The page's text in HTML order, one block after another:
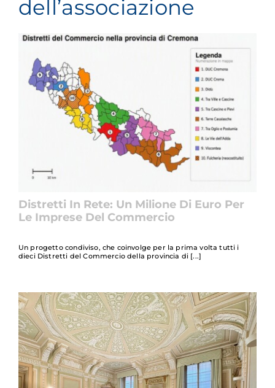
dell’associazione
Distretti In Rete: Un Milione Di Euro Per
Le Imprese Del Commercio
Un progetto condiviso, che coinvolge per la prima volta tutti i
dieci Distretti del Commercio della provincia di